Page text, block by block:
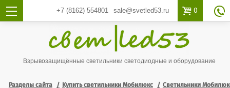
+7 (8162)554801 sale@svetled53.ru  0 
Взрывозащищённые светильники светодиодные и оборудование
Разделы сайта Купить светильники Мобилюкс
Светильники